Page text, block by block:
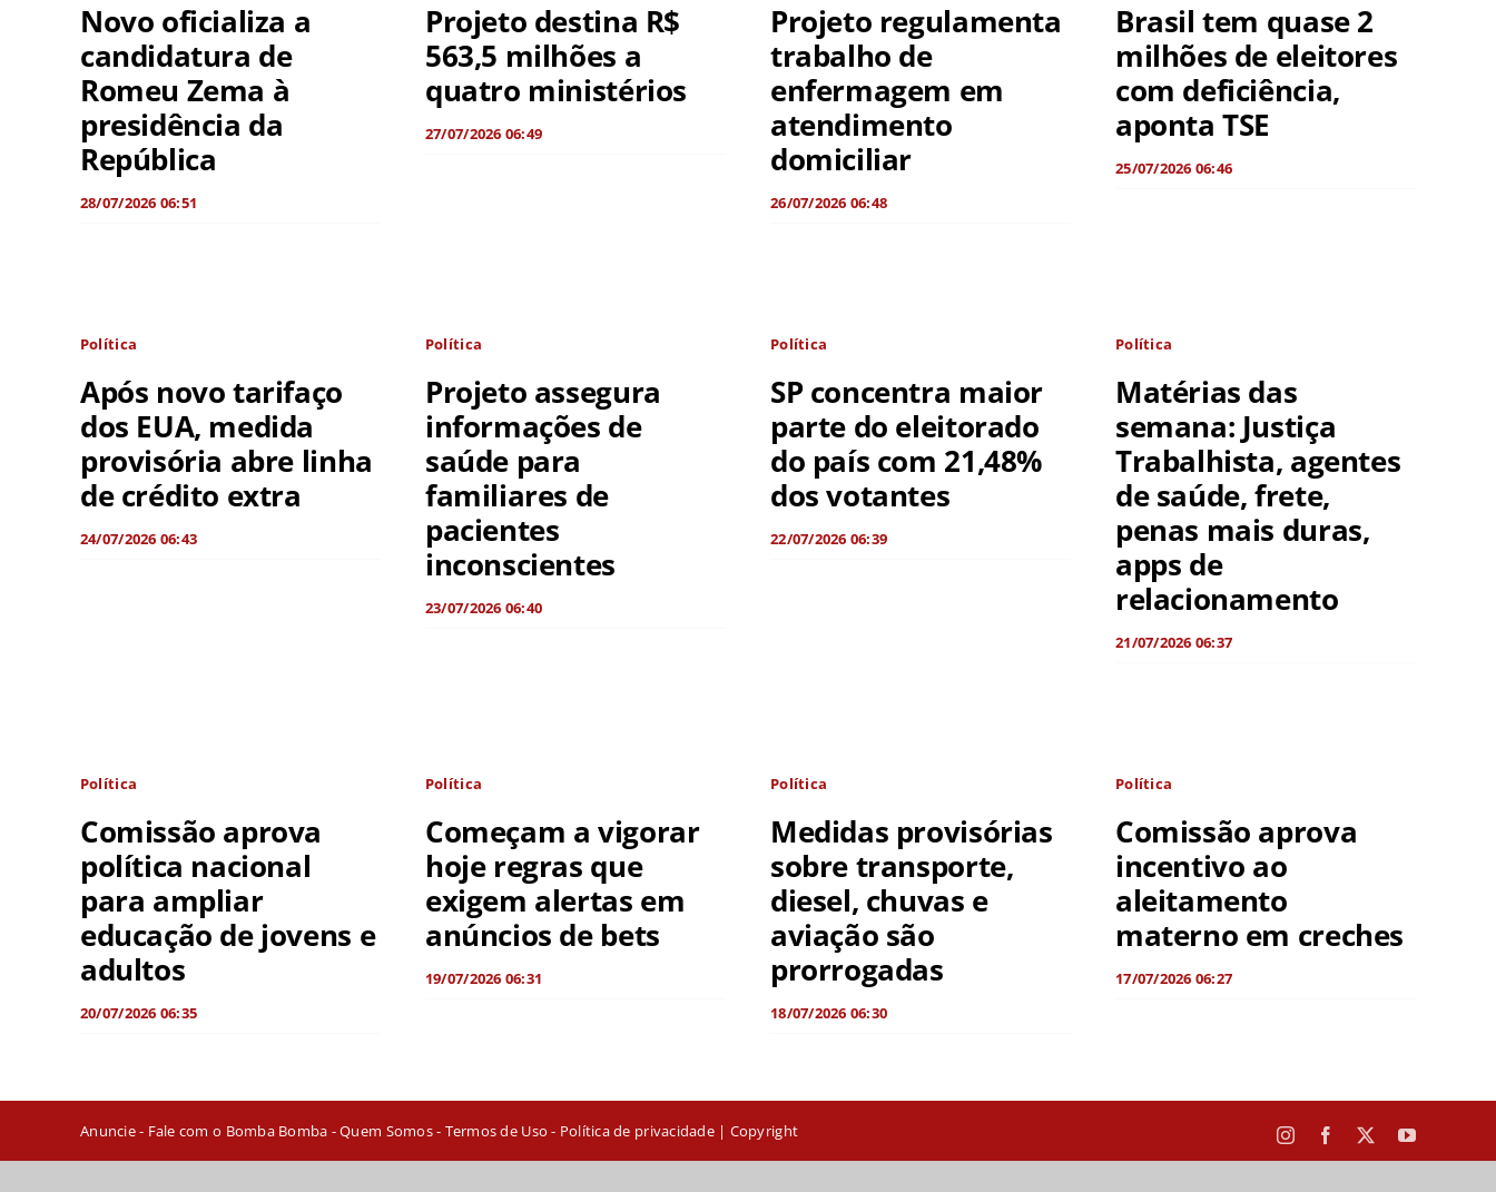
Novo oficializa a
candidatura de
Romeu Zema à
presidência da
República
28/07/2026 06:51
Projeto destina R$
563,5 milhões a
quatro ministérios
27/07/2026 06:49
Projeto regulamenta
trabalho de
enfermagem em
atendimento
domiciliar
26/07/2026 06:48
Brasil tem quase 2
milhões de eleitores
com deficiência,
aponta TSE
25/07/2026 06:46
Política
Após novo tarifaço
dos EUA, medida
provisória abre linha
de crédito extra
24/07/2026 06:43
Política
Projeto assegura
informações de
saúde para
familiares de
pacientes
inconscientes
23/07/2026 06:40
Política
SP concentra maior
parte do eleitorado
do país com 21,48%
dos votantes
22/07/2026 06:39
Política
Matérias das
semana: Justiça
Trabalhista, agentes
de saúde, frete,
penas mais duras,
apps de
relacionamento
21/07/2026 06:37
Política
Comissão aprova
política nacional
para ampliar
educação de jovens e
adultos
20/07/2026 06:35
Política
Começam a vigorar
hoje regras que
exigem alertas em
anúncios de bets
19/07/2026 06:31
Política
Medidas provisórias
sobre transporte,
diesel, chuvas e
aviação são
prorrogadas
18/07/2026 06:30
Política
Comissão aprova
incentivo ao
aleitamento
materno em creches
17/07/2026 06:27
Anuncie- Fale com o Bomba Bomba -Quem Somos- Termos de Uso - Política de privacidade| Copyright InstagramFacebook YouTube